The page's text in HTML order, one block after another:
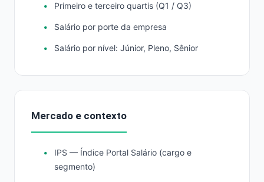
Primeiro e terceiro quartis (Q1 / Q3)
Salário por porte da empresa
Salário por nível: Júnior, Pleno, Sênior
Mercado e contexto
IPS — Índice Portal Salário (cargo e
segmento)